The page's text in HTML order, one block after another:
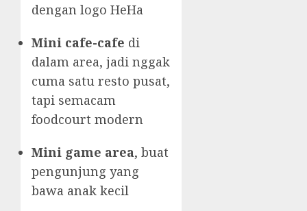
dengan logo HeHa
Mini cafe-cafe di
dalam area, jadi nggak
cuma satu resto pusat,
tapi semacam
foodcourt modern
Mini game area, buat
pengunjung yang
bawa anak kecil